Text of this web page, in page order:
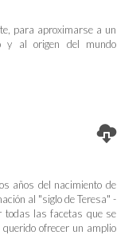
para aproximarse a un
y al origen del mundo
años del nacimiento de
al "siglo de Teresa" -
todas las facetas que se
ofrecer un amplio